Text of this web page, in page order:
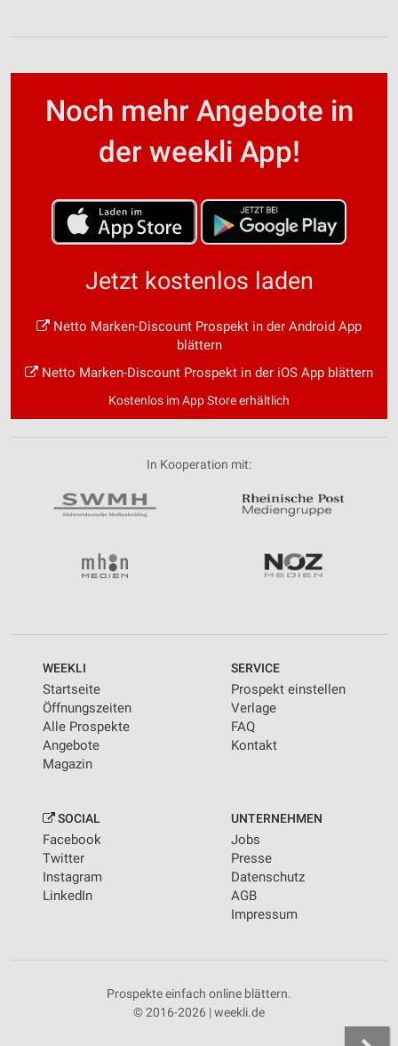
Noch mehr Angebote in
der weekli App!
Jetzt kostenlos laden
Netto Marken-Discount Prospekt in der Android App
blättern
Netto Marken-Discount Prospekt in der iOS App blättern
Kostenlos im App Store erhältlich
In Kooperation mit:
WEEKLI
Startseite
Öffnungszeiten
Alle Prospekte
Angebote
Magazin
SERVICE
Prospekt einstellen
Verlage
FAQ
Kontakt
SOCIAL
Facebook
Twitter
Instagram
LinkedIn
UNTERNEHMEN
Jobs
Presse
Datenschutz
AGB
Impressum
Prospekte einfach online blättern.
© 2016-2026 | weekli.de